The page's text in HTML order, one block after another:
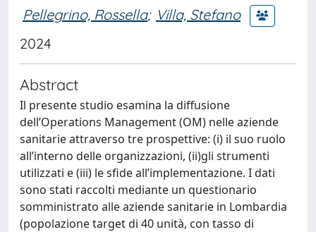
Pellegrino, Rossella; Villa, Stefano
2024
Abstract
Il presente studio esamina la diffusione
dell’Operations Management (OM) nelle aziende
sanitarie attraverso tre prospettive: (i) il suo ruolo
all’interno delle organizzazioni, (ii)gli strumenti
utilizzati e (iii) le sfide all’implementazione. I dati
sono stati raccolti mediante un questionario
somministrato alle aziende sanitarie in Lombardia
(popolazione target di 40 unità, con tasso di